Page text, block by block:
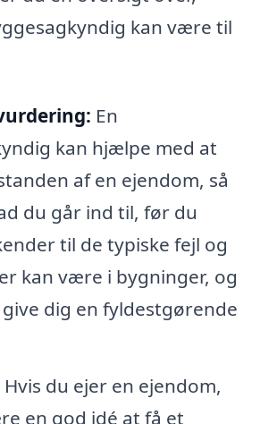
kan være til
En
kan hjælpe med at
af en ejendom, så
du går ind til, før du
til de typiske fejl og
kan være i bygninger, og
dig en fyldestgørende
Hvis du ejer en ejendom,
en god idé at få et